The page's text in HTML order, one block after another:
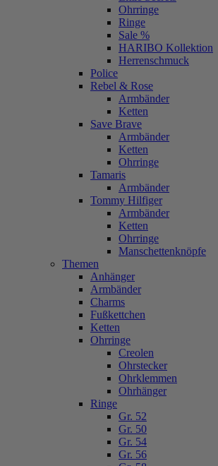
Ohrringe
Ringe
Sale %
HARIBO Kollektion
Herrenschmuck
Police
Rebel & Rose
Armbänder
Ketten
Save Brave
Armbänder
Ketten
Ohrringe
Tamaris
Armbänder
Tommy Hilfiger
Armbänder
Ketten
Ohrringe
Manschettenknöpfe
Themen
Anhänger
Armbänder
Charms
Fußkettchen
Ketten
Ohrringe
Creolen
Ohrstecker
Ohrklemmen
Ohrhänger
Ringe
Gr. 52
Gr. 50
Gr. 54
Gr. 56